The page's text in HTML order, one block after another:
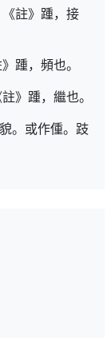
註》踵，接
踵，頻也。
》踵，繼也。
。或作偅。跂